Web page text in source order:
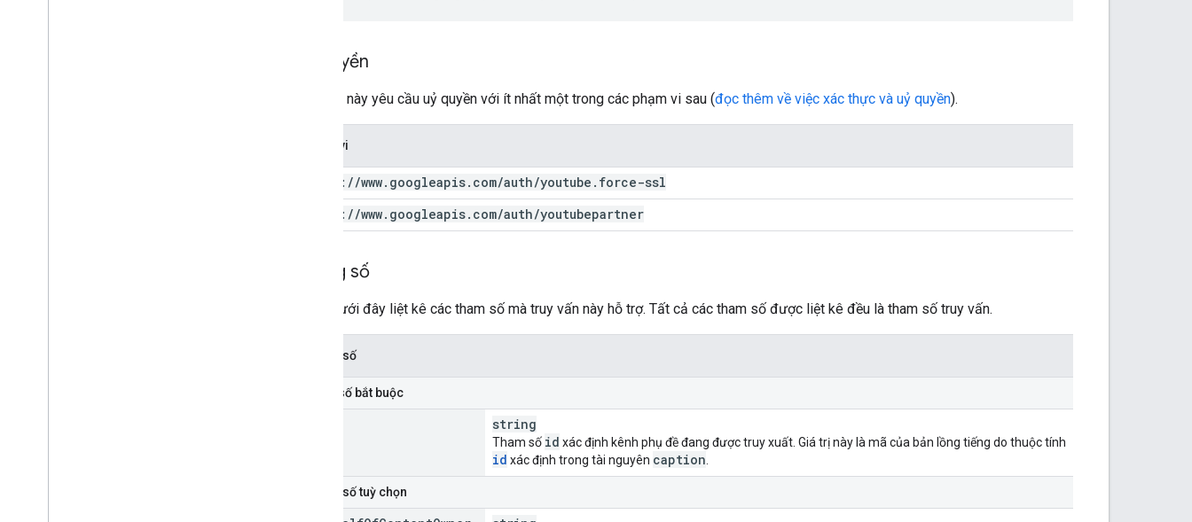
Ủy quyền
Yêu cầu này yêu cầu uỷ quyền với ít nhất một trong các phạm vi sau (đọc thêm về việc xác thực và uỷ quyền).
Phạm vi
https: //www. googleapis. com/auth/youtube . force-ssl
https: //www. googleapis. com/auth/youtubepartner
Thông số
Bảng dưới đây liệt kê các tham số mà truy vấn này hỗ trợ. Tất cả các tham số được liệt kê đều là tham số truy vấn.
Thông số
Tham số bắt buộc
string
Tham số id xác định kênh phụ đề đang được truy xuất. Giá trị này là mã của bản lồng tiếng do thuộc tính
id xác định trong tài nguyên caption
Thông số tuỳ chọn